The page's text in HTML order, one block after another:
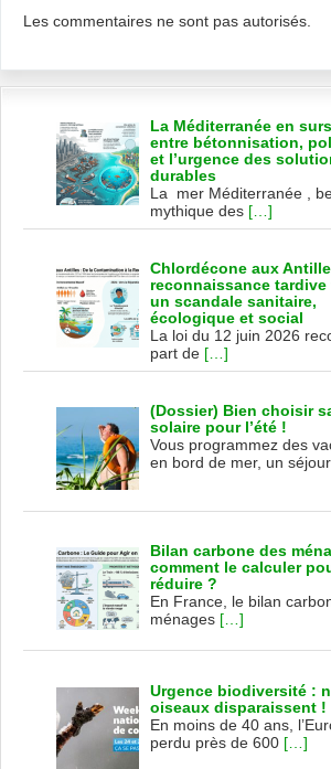
Les commentaires ne sont pas autorisés.
La Méditerranée en
entre bétonnisation,
et l’urgence des
durables
La mer Méditerranée ,
mythique des […]
Chlordécone aux
reconnaissance tardive
un scandale sanitaire,
écologique et social
La loi du 12 juin 2026
part de […]
(Dossier) Bien choisir
solaire pour l’été !
Vous programmez des
en bord de mer, un séjour
Bilan carbone des
comment le calculer
réduire ?
En France, le bilan
ménages […]
Urgence biodiversité :
oiseaux disparaissent !
En moins de 40 ans,
perdu près de 600 […]